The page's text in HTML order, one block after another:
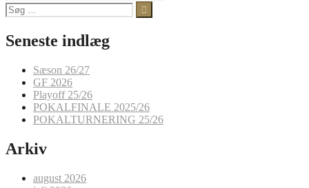
Søg
efter:
Seneste indlæg
Sæson 26/27
GF 2026
Playoff 25/26
POKALFINALE 2025/26
POKALTURNERING 25/26
Arkiv
august 2026